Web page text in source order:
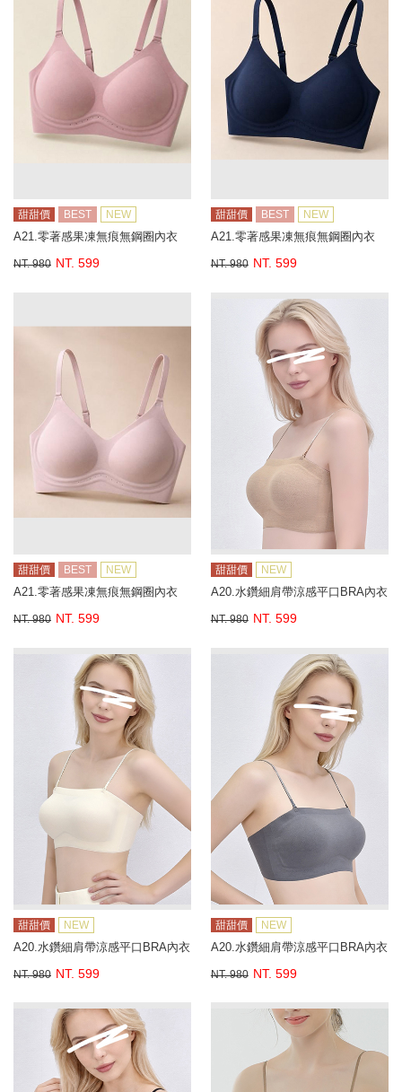
甜甜價 BEST NEW
A21.零著感果凍無痕無鋼圈內衣
NT. 980 NT. 599
甜甜價 BEST NEW
A21.零著感果凍無痕無鋼圈內衣
NT. 980 NT. 599
甜甜價 BEST NEW
A21.零著感果凍無痕無鋼圈內衣
NT. 980 NT. 599
甜甜價 NEW
A20.水鑽細肩帶涼感平口BRA內衣
NT. 980 NT. 599
甜甜價 NEW
A20.水鑽細肩帶涼感平口BRA內衣
NT. 980 NT. 599
甜甜價 NEW
A20.水鑽細肩帶涼感平口BRA內衣
NT. 980 NT. 599